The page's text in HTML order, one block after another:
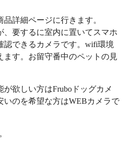
詳細ページに行きます。
、要するに室内に置いてスマホ
認できるカメラです。wifi環境
す。お留守番中のペットの見
欲しい方はFruboドッグカメ
いのを希望な方はWEBカメラで